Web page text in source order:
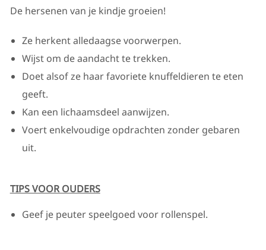
De hersenen van je kindje groeien!
Ze herkent alledaagse voorwerpen.
Wijst om de aandacht te trekken.
Doet alsof ze haar favoriete knuffeldieren te eten
geeft.
Kan een lichaamsdeel aanwijzen.
Voert enkelvoudige opdrachten zonder gebaren
uit.
TIPS VOOR OUDERS
Geef je peuter speelgoed voor rollenspel.